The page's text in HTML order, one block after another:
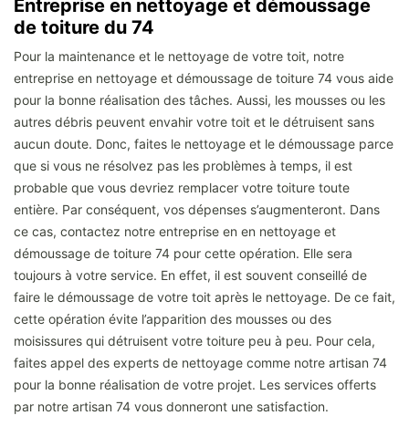
Entreprise en nettoyage et démoussage
de toiture du 74
Pour la maintenance et le nettoyage de votre toit, notre
entreprise en nettoyage et démoussage de toiture 74 vous aide
pour la bonne réalisation des tâches. Aussi, les mousses ou les
autres débris peuvent envahir votre toit et le détruisent sans
aucun doute. Donc, faites le nettoyage et le démoussage parce
que si vous ne résolvez pas les problèmes à temps, il est
probable que vous devriez remplacer votre toiture toute
entière. Par conséquent, vos dépenses s’augmenteront. Dans
ce cas, contactez notre entreprise en en nettoyage et
démoussage de toiture 74 pour cette opération. Elle sera
toujours à votre service. En effet, il est souvent conseillé de
faire le démoussage de votre toit après le nettoyage. De ce fait,
cette opération évite l’apparition des mousses ou des
moisissures qui détruisent votre toiture peu à peu. Pour cela,
faites appel des experts de nettoyage comme notre artisan 74
pour la bonne réalisation de votre projet. Les services offerts
par notre artisan 74 vous donneront une satisfaction.